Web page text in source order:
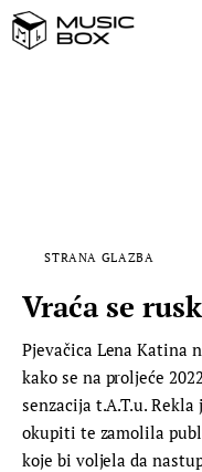
MUSIC BOX
STRANA GLAZBA
Vraća se
Pjevačica Lena Katina
kako se na proljeće
senzacija t.A.T.u. Rekla
okupiti te zamolila
koje bi voljela da